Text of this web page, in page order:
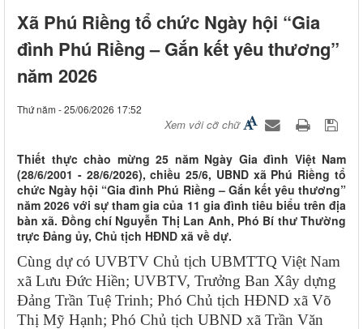
Xã Phú Riềng tổ chức Ngày hội “Gia
đình Phú Riềng – Gắn kết yêu thương”
năm 2026
Thứ năm - 25/06/2026 17:52
Xem với cỡ chữ
Thiết thực chào mừng 25 năm Ngày Gia đình Việt Nam
(28/6/2001 - 28/6/2026), chiều 25/6, UBND xã Phú Riềng tổ
chức Ngày hội “Gia đình Phú Riềng – Gắn kết yêu thương”
năm 2026 với sự tham gia của 11 gia đình tiêu biểu trên địa
bàn xã. Đồng chí Nguyễn Thị Lan Anh, Phó Bí thư Thường
trực Đảng ủy, Chủ tịch HĐND xã về dự.
Cùng dự có UVBTV Chủ tịch UBMTTQ Việt Nam
xã Lưu Đức Hiền; UVBTV, Trưởng Ban Xây dựng
Đảng Trần Tuệ Trinh; Phó Chủ tịch HĐND xã Võ
Thị Mỹ Hạnh; Phó Chủ tịch UBND xã Trần Văn